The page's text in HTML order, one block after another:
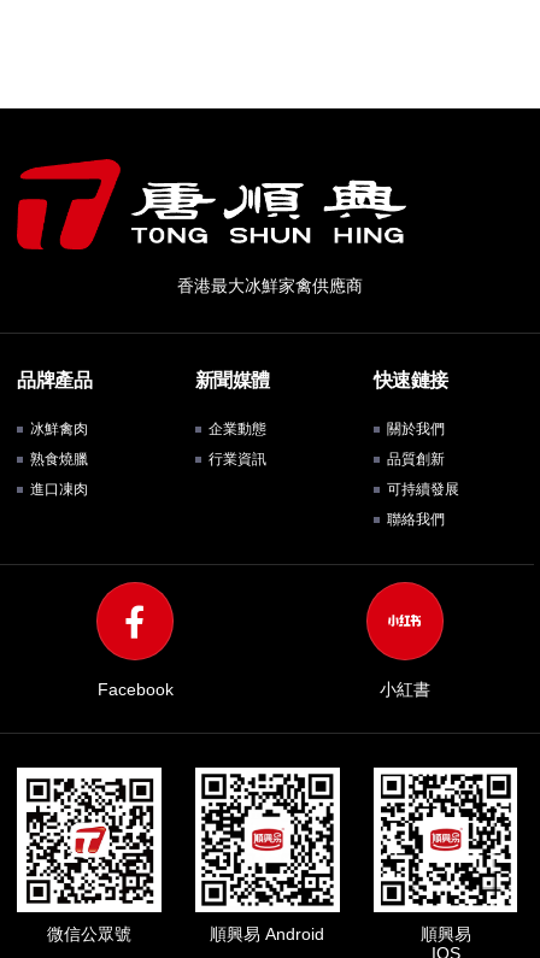
香港最大冰鮮家禽供應商
品牌產品
冰鮮禽肉
熟食燒臘
進口凍肉
新聞媒體
企業動態
行業資訊
快速鏈接
關於我們
品質創新
可持續發展
聯絡我們
Facebook 小紅書
微信公眾號 順興易 Android
順興易
IOS